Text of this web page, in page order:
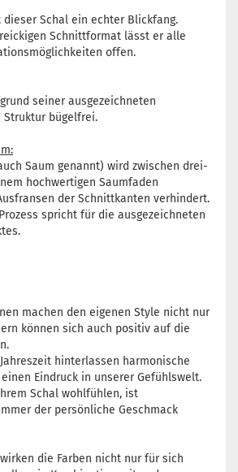
Schal ein echter Blickfang.
Schnittformat lässt er alle
offen.
seiner ausgezeichneten
bügelfrei.
Saum genannt) wird zwischen drei-
hochwertigen Saumfaden
der Schnittkanten verhindert.
spricht für die ausgezeichneten
machen den eigenen Style nicht nur
können sich auch positiv auf die
hinterlassen harmonische
Eindruck in unserer Gefühlswelt.
Schal wohlfühlen, ist
der persönliche Geschmack
die Farben nicht nur für sich